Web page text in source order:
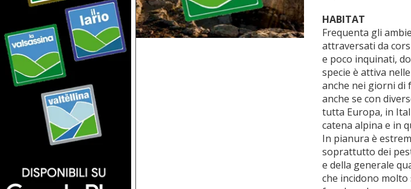
HABITAT
Frequenta gli
attraversati da
e poco inquinati,
specie è attiva
anche nei giorni di
anche se con
tutta Europa, in
catena alpina e in
In pianura è
soprattutto dei
e della generale
che incidono molto